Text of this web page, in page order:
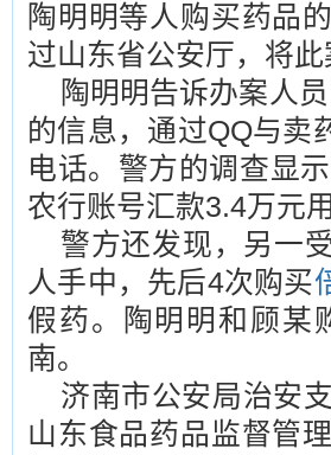
陶明明等人购买药品
过山东省公安厅，将
陶明明告诉办案人
的信息，通过QQ与卖
电话。警方的调查显
农行账号汇款3.4万元
警方还发现，另一
人手中，先后4次购买
假药。陶明明和顾某
南。
济南市公安局治安
山东食品药品监督管